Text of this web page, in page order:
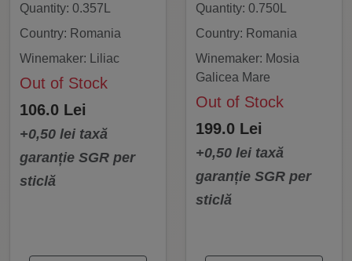
Quantity: 0.357L
Country: Romania
Winemaker: Liliac
Out of Stock
106.0 Lei
+0,50 lei taxă
garanție SGR per
sticlă
Quantity: 0.750L
Country: Romania
Winemaker: Mosia
Galicea Mare
Out of Stock
199.0 Lei
+0,50 lei taxă
garanție SGR per
sticlă